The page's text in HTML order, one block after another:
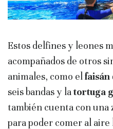
Estos delfines y leones
acompañados de otros
animales, como elfaisán
seis bandas y latortuga
también cuenta con una
para poder comer al